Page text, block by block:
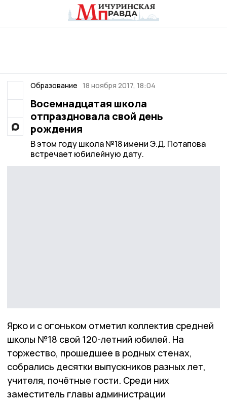
Образование 18 ноября 2017, 18:04
Восемнадцатая школа
отпраздновала свой день
рождения
В этом году школа №18 имени Э.Д. Потапова
встречает юбилейную дату.
Ярко и с огоньком отметил коллектив средней
школы №18 свой 120-летний юбилей. На
торжество, прошедшее в родных стенах,
собрались десятки выпускников разных лет,
учителя, почётные гости. Среди них
заместитель главы администрации